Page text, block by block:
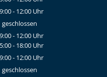
Von 09:00 bis 12:00 Uhr
- 12:00Uhr
Von 09:00 bis 12:00 Uhr
geschlossen
- 12:00Uhr
Von 09:00 bis 12:00 Uhr
- 18:00Uhr
Von 15:00 bis 18:00 Uhr
- 12:00Uhr
Von 09:00 bis 12:00 Uhr
geschlossen